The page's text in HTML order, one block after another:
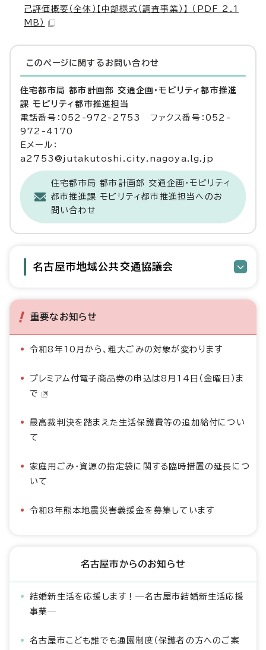
己評価概要（全体）【中部様式（調査事業）】 （PDF 2.1
MB）
このページに関する お問い合わせ
住宅都市局 都市計画部 交通企画・モビリティ都市推進
課 モビリティ都市推進担当
電話番号：052-972-2753 ファクス番号：052-
972-4170
Eメール：
a2753@jutakutoshi.city.nagoya.lg.jp
住宅都市局 都市計画部 交通企画・モビリティ
都市推進課 モビリティ都市推進担当へのお
問い合わせ
名古屋市地域公共交通協議会
重要なお知らせ
令和8年10月から、粗大ごみの対象が変わります
プレミアム付電子商品券の申込は8月14日（金曜日）ま
で
最高裁判決を踏まえた生活保護費等の追加給付につい
て
家庭用ごみ・資源の指定袋に関する臨時措置の延長につ
いて
令和8年熊本地震災害義援金を募集しています
名古屋市からのお知らせ
結婚新生活を応援します！―名古屋市結婚新生活応援
事業―
名古屋市こども誰でも通園制度（保護者の方へのご案